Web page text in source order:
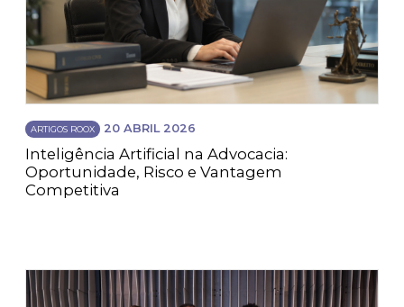
ARTIGOS ROOX 20 ABRIL 2026
Inteligência Artificial na Advocacia:
Oportunidade, Risco e Vantagem
Competitiva